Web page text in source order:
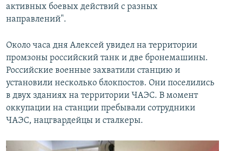
активных боевых действий с разных
направлений".
Около часа дня Алексей увидел на территории
промзоны российский танк и две бронемашины.
Российские военные захватили станцию и
установили несколько блокпостов. Они поселились
в двух зданиях на территории ЧАЭС. В момент
оккупации на станции пребывали сотрудники
ЧАЭС, нацгвардейцы и сталкеры.